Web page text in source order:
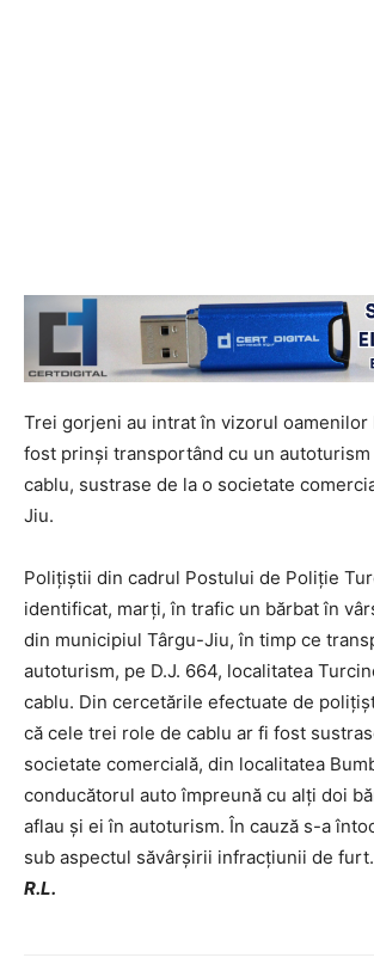
Trei gorjeni au intrat în vizorul oamenilor
fost prinşi transportând cu un
cablu, sustrase de la o societate
Jiu.
Poliţiştii din cadrul Postului de Poliţie
identificat, marţi, în trafic un bărbat în
din municipiul Târgu-Jiu, în timp ce
autoturism, pe D.J. 664, localitatea
cablu. Din cercetările efectuate de
că cele trei role de cablu ar fi fost
societate comercială, din localitatea
conducătorul auto împreună cu alţi doi
aflau şi ei în autoturism. În cauză s-a
sub aspectul săvârşirii infracţiunii de furt.
R.L.